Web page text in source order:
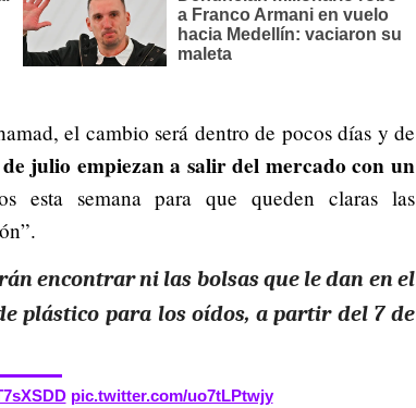
el cambio será dentro de pocos días y de
julio empiezan a salir del mercado con un
esta semana para que queden claras las
encontrar ni las bolsas que le dan en el
plástico para los oídos, a partir del 7 de
pic.twitter.com/uo7tLPtwjy